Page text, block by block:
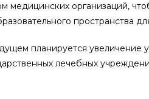
медицинских организаций,
пространства
планируется
лечебных